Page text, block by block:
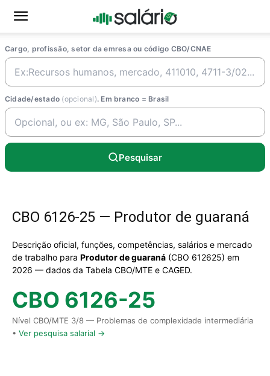
Cargo, profissão, setor da emresa ou código CBO/CNAE
Cidade/estado (opcional). Em branco = Brasil
Pesquisar
CBO 6126-25 — Produtor de guaraná
Descrição oficial, funções, competências, salários e mercado
de trabalho para Produtor de guaraná (CBO 612625) em
2026 — dados da Tabela CBO/MTE e CAGED.
CBO 6126-25
Nível CBO/MTE 3/8 — Problemas de complexidade intermediária
• Ver pesquisa salarial →